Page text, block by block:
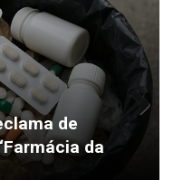
de
da
Next